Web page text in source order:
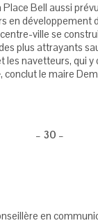
Place Bell aussi
en développement
ville se
plus attrayants
les navetteurs, qui y
conclut le maire
– 30 –
en